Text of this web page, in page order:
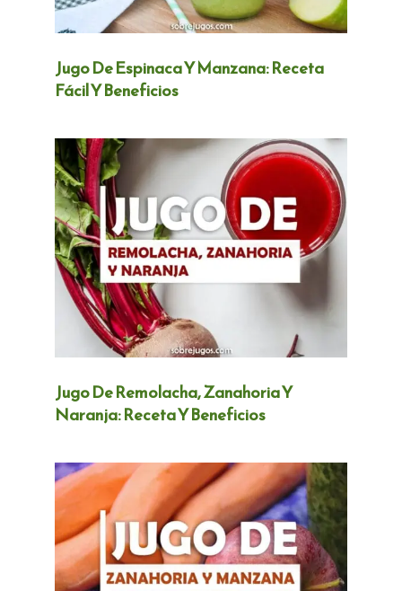
Jugo De Espinaca Y Manzana: Receta
Fácil Y Beneficios
Jugo De Remolacha, Zanahoria Y
Naranja: Receta Y Beneficios